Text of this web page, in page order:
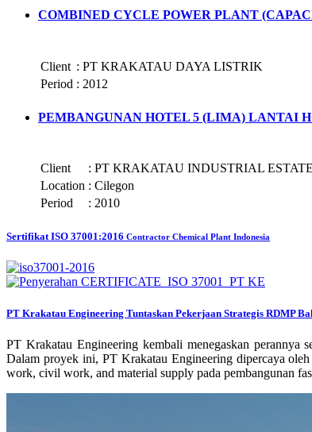
COMBINED CYCLE POWER PLANT
Client : PT KRAKATAU DAYA LISTRIK
Period : 2012
PEMBANGUNAN HOTEL 5 (LIMA) LANTAI
Client : PT KRAKATAU INDUSTRIAL
Location : Cilegon
Period
: 2010
Sertifikat ISO 37001:2016 Contractor Chemical Plant Indonesia
PT Krakatau Engineering Tuntaskan Pekerjaan Strategis RDMP
PT Krakatau Engineering kembali menegaskan perannya
Dalam proyek ini, PT Krakatau Engineering dipercaya
work, civil work, and material supply pada pembangunan